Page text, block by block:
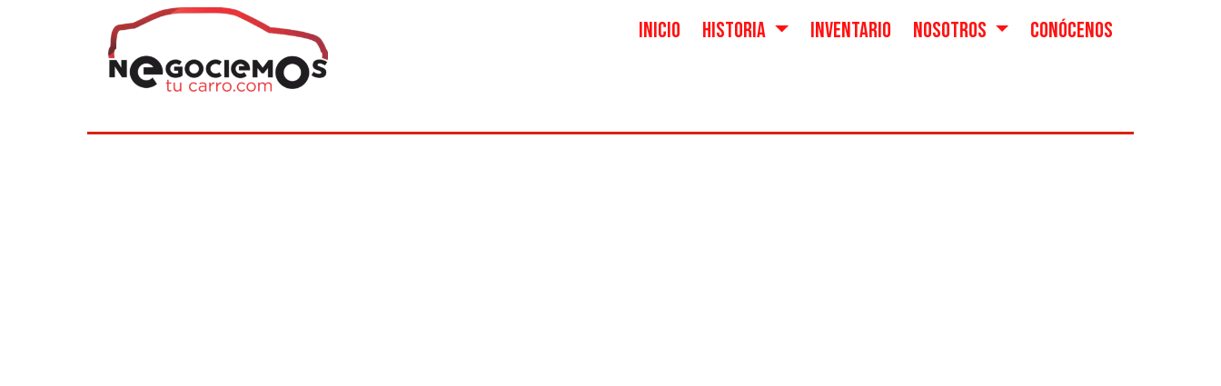
INICIO HISTORIA INVENTARIO NOSOTROS CONÓCENOS